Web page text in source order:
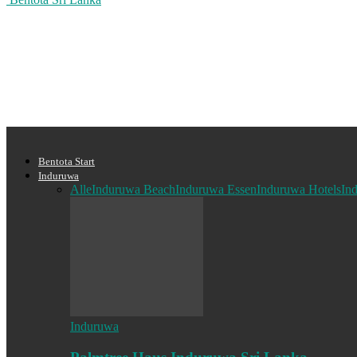
Bentota Start
Induruwa
AlleInduruwa BeachInduruwa EssenInduruwa Hotels
Induruwa